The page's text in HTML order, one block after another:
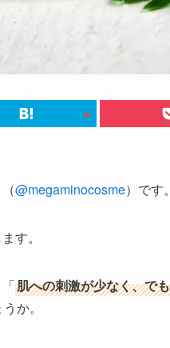
@megaminocosme）です。
す。
肌への刺激が少なく、で
か。